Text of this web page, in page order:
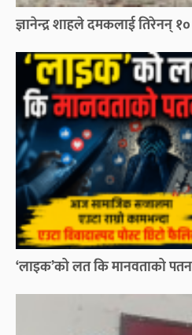
ज्ञानेन्द्र शाहले दमकलाई तिरेनन्
‘लाइक’को लत कि मानवताको